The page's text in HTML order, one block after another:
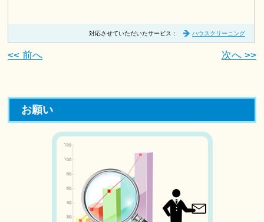
対応させていただいたサービス： ハウスクリーニング
<< 前へ 次へ >>
お願い